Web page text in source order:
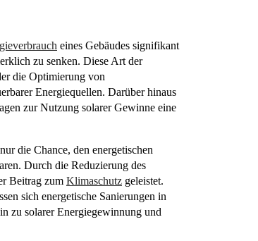
eines Gebäudes signifikant
zu senken. Diese Art der
die Optimierung von
Energiequellen. Darüber hinaus
zur Nutzung solarer Gewinne eine
die Chance, den energetischen
Durch die Reduzierung des
Beitrag zum Klimaschutz geleistet.
sich energetische Sanierungen in
zu solarer Energiegewinnung und